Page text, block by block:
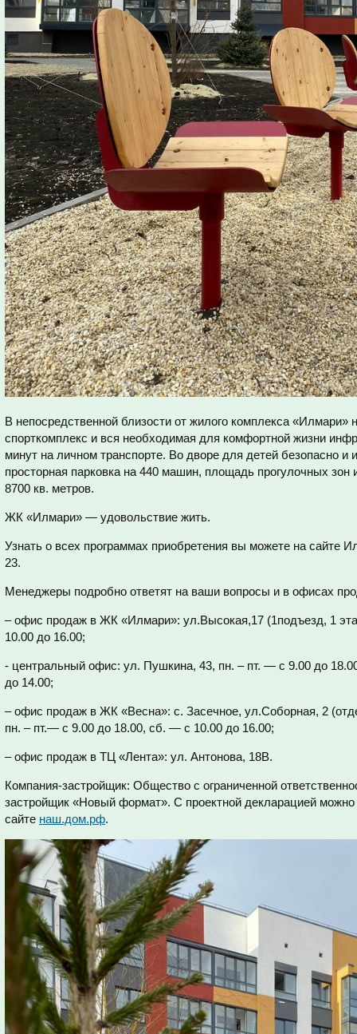
В непосредственной близости от жилого комплекса «Илмари»
спорткомплекс и вся необходимая для комфортной жизни
минут на личном транспорте. Во дворе для детей безопасно и
просторная парковка на 440 машин, площадь прогулочных
8700 кв. метров.
ЖК «Илмари» — удовольствие жить.
Узнать о всех программах приобретения вы можете на сайте
23.
Менеджеры подробно ответят на ваши вопросы и в офисах
– офис продаж в ЖК «Илмари»: ул.Высокая,17 (1подъезд, 1
10.00 до 16.00;
- центральный офис: ул. Пушкина, 43, пн. – пт. — с 9.00 до
до 14.00;
– офис продаж в ЖК «Весна»: с. Засечное, ул.Соборная, 2
пн. – пт.— с 9.00 до 18.00, сб. — с 10.00 до 16.00;
– офис продаж в ТЦ «Лента»: ул. Антонова, 18В.
Компания-застройщик: Общество с ограниченной
застройщик «Новый формат». С проектной декларацией можно
сайте наш.дом.рф.